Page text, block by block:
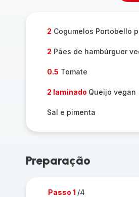
2 Cogumelos Portobello
2 Pães de hambúrguer
0.5 Tomate
2 laminado Queijo vegan
Sal e pimenta
Preparação
Passo 1 /4